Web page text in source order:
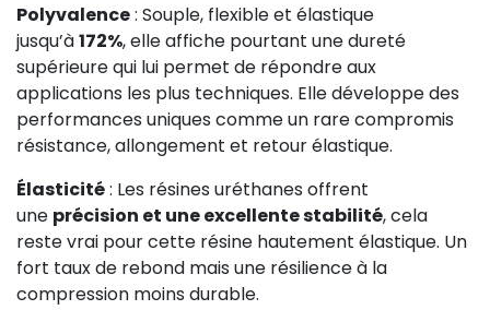
Polyvalence: Souple, flexible et élastique
jusqu’à172%, elle affiche pourtant une dureté
supérieure qui lui permet de répondre aux
applications les plus techniques. Elle développe des
performances uniques comme un rare compromis
résistance, allongement et retour élastique.
Élasticité: Les résines uréthanes offrent
une précision et une excellente stabilité, cela
reste vrai pour cette résine hautement élastique. Un
fort taux de rebond mais une résilience à la
compression moins durable.